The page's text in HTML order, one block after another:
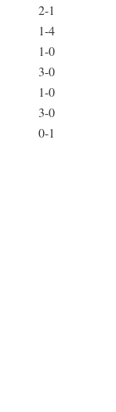
2-1
1-4
1-0
3-0
1-0
3-0
0-1